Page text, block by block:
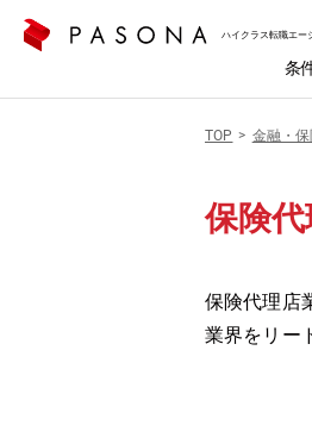
ハイクラス転職エー
条
TOP 金融・
保険
保険代理店
業界をリー